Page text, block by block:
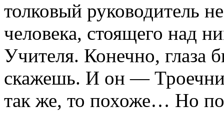
толковый руководитель
человека, стоящего над
Учителя. Конечно, глаза
скажешь. И он —
так же, то похоже… Но